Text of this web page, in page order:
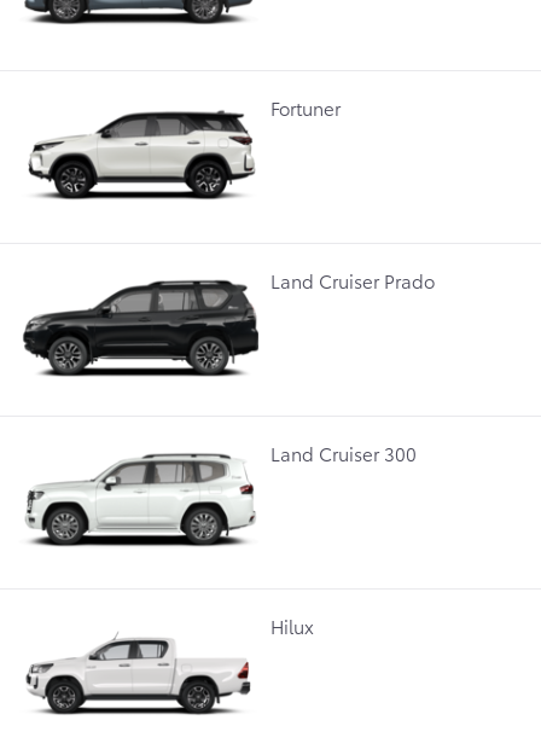
Fortuner
Land Cruiser Prado
Land Cruiser 300
Hilux